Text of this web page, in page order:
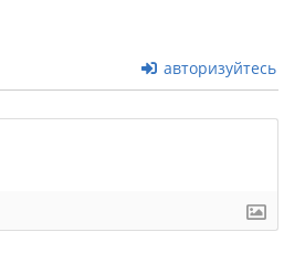
авторизуйтесь